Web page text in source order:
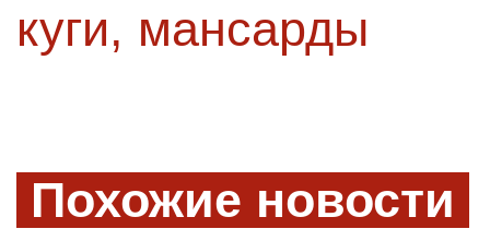
куги, мансарды
Похожие новости